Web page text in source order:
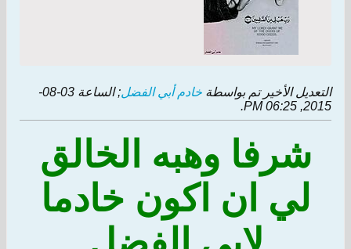
التعديل الأخير تم بواسطة خادم أبي الفضل; الساعة
03-08-
2015, 06:25 PM
.
شرفا وهبه الخالق
لي ان اكون خادما